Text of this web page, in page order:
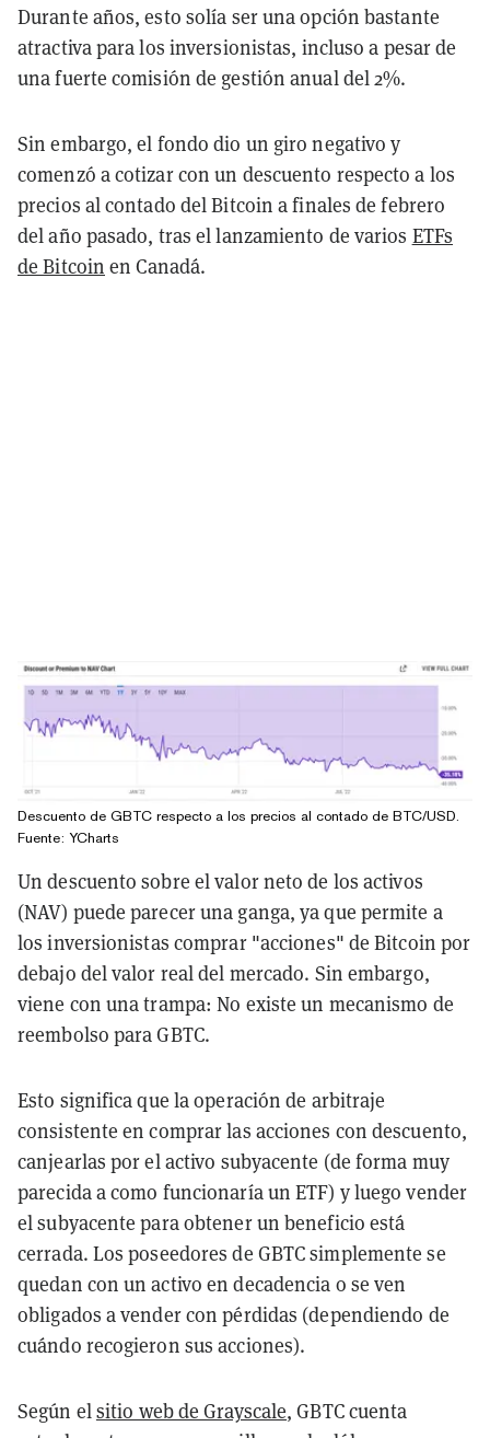
Durante años, esto solía ser una opción bastante
atractiva para los inversionistas, incluso a pesar de
una fuerte comisión de gestión anual del 2%.
Sin embargo, el fondo dio un giro negativo y
comenzó a cotizar con un descuento respecto a los
precios al contado del Bitcoin a finales de febrero
del año pasado, tras el lanzamiento de varios ETFs
de Bitcoin en Canadá.
Descuento de GBTC respecto a los precios al contado de BTC/USD.
Fuente: YCharts
Un descuento sobre el valor neto de los activos
(NAV) puede parecer una ganga, ya que permite a
los inversionistas comprar "acciones" de Bitcoin por
debajo del valor real del mercado. Sin embargo,
viene con una trampa: No existe un mecanismo de
reembolso para GBTC.
Esto significa que la operación de arbitraje
consistente en comprar las acciones con descuento,
canjearlas por el activo subyacente (de forma muy
parecida a como funcionaría un ETF) y luego vender
el subyacente para obtener un beneficio está
cerrada. Los poseedores de GBTC simplemente se
quedan con un activo en decadencia o se ven
obligados a vender con pérdidas (dependiendo de
cuándo recogieron sus acciones).
Según elsitio web de Grayscale, GBTC cuenta